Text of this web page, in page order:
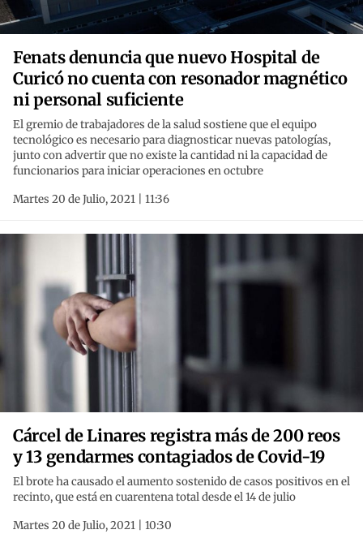
Fenats denuncia que nuevo Hospital de
Curicó no cuenta con resonador magnético
ni personal suficiente
El gremio de trabajadores de la salud sostiene que el equipo
tecnológico es necesario para diagnosticar nuevas patologías,
junto con advertir que no existe la cantidad ni la capacidad de
funcionarios para iniciar operaciones en octubre
Martes 20 de Julio, 2021 | 11:36
Cárcel de Linares registra más de 200 reos
y 13 gendarmes contagiados de Covid-19
El brote ha causado el aumento sostenido de casos positivos en el
recinto, que está en cuarentena total desde el 14 de julio
Martes 20 de Julio, 2021 | 10:30